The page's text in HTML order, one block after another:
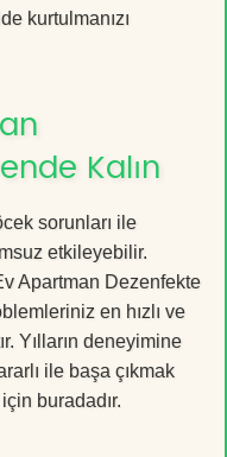
kurtulmanızı
Kalın
sorunları ile
etkileyebilir.
Apartman Dezenfekte
en hızlı ve
Yılların deneyimine
ile başa çıkmak
buradadır.